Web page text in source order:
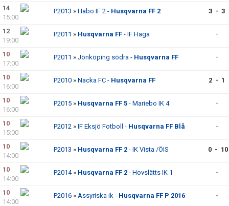
14
15:00
P2013 » Habo IF 2 - Husqvarna FF 2 3 - 3
12
19:00
P2011 » Husqvarna FF - IF Haga -
10
17:00
P2011 » Jönköping södra - Husqvarna FF -
10
16:00
P2010 » Nacka FC - Husqvarna FF 2 - 1
10
16:00
P2015 » Husqvarna FF 5 - Mariebo IK 4 -
10
15:00
P2012 » IF Eksjö Fotboll - Husqvarna FF Blå -
10
14:00
P2013 » Husqvarna FF 2 - IK Vista /ÖIS 0 - 10
10
14:00
P2014» Husqvarna FF 2 - Hovslätts IK 1 -
10
14:00
P2016 » Assyriska ik - Husqvarna FF P 2016 -